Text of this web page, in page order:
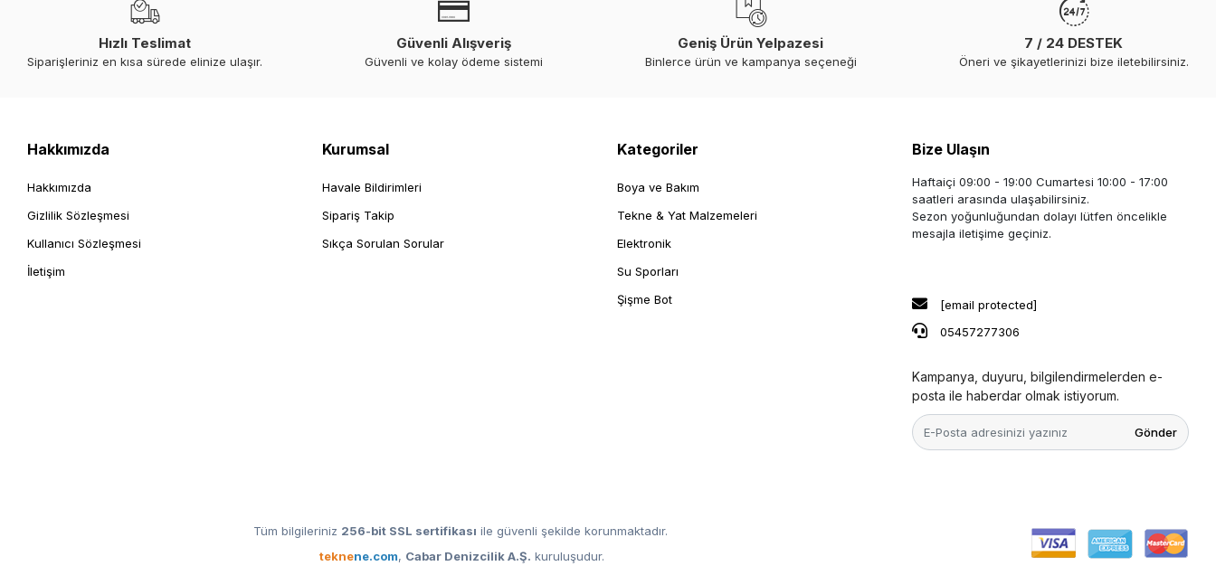
Hızlı Teslimat
Siparişleriniz en kısa sürede elinize ulaşır.
Güvenli Alışveriş
Güvenli ve kolay ödeme sistemi
Geniş Ürün Yelpazesi
Binlerce ürün ve kampanya seçeneği
7 / 24 DESTEK
Öneri ve şikayetlerinizi bize iletebilirsiniz.
Hakkımızda
Hakkımızda
Gizlilik Sözleşmesi
Kullanıcı Sözleşmesi
İletişim
Kurumsal
Havale Bildirimleri
Sipariş Takip
Sıkça Sorulan Sorular
Kategoriler
Boya ve Bakım
Tekne & Yat Malzemeleri
Elektronik
Su Sporları
Şişme Bot
Bize Ulaşın
Haftaiçi 09:00 - 19:00 Cumartesi 10:00 - 17:00
saatleri arasında ulaşabilirsiniz.
Sezon yoğunluğundan dolayı lütfen öncelikle
mesajla iletişime geçiniz.
[email protected]
05457277306
Kampanya, duyuru, bilgilendirmelerden e-
posta ile haberdar olmak istiyorum.
Gönder
Tüm bilgileriniz 256-bit SSL sertifikası ile güvenli şekilde korunmaktadır.
teknene.com, Cabar Denizcilik A.Ş. kuruluşudur.